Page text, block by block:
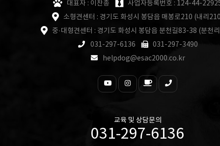
대표자 : 이찬종
사업자등록번호 : 124-44-
소형견센터 : 경기도 화성시 봉담읍 매봉로210 (내리
중·대형견센터 : 경기도 화성시 봉담읍 분천길83-38 (분천
031-297-6136
031-297-3490
helpdog@esac2000.co.kr
교육 및 상담문의
031-297-6136